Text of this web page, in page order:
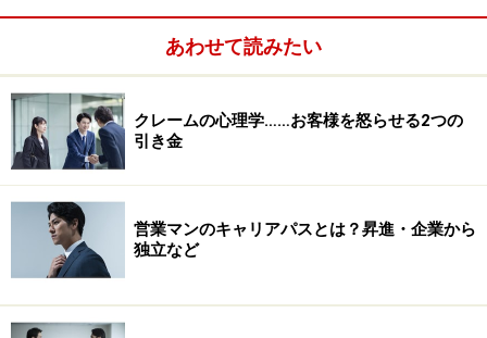
ら、「感謝したことを思い出した＝忘れていた」と相手
には映ってしまいます。
「書かなければいけない」というタスクを抱え続けるこ
とは、人間にとっては負担になります。それに実際、お
礼が言いたい気持ちが発生したとき（訪問や成約直後）
の方が感謝バロメーターが高いですから、圧倒的に言葉
がスムーズに出てくるはずです。お礼状は生ものと考
え、腐らないうちに発送してしまいましょう。 しかし、
経ってしまう。これがほとんどの方の本音ですよね。 た
あわせて読みたい
クレームの心理学……お客様を怒らせる2つの
引き金
営業マンのキャリアパスとは？昇進・企業から
独立など